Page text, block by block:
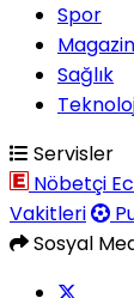
Spor
Magazin
Sağlık
Servisler
Nöbetçi
Vakitleri
Sosyal